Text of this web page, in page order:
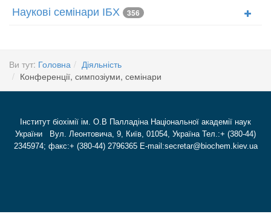
Наукові семінари ІБХ 356
Ви тут: Головна
Діяльність
Конференції, симпозіуми, семінари
Інститут біохімії ім. О.В Палладіна Національної академії наук
України Вул. Леонтовича, 9, Київ, 01054, Україна Тел.:+ (380-44)
2345974; факс:+ (380-44) 2796365 E-mail:secretar@biochem.kiev.ua